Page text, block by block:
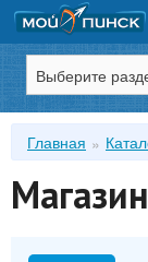
Зарегистрироваться
Главная